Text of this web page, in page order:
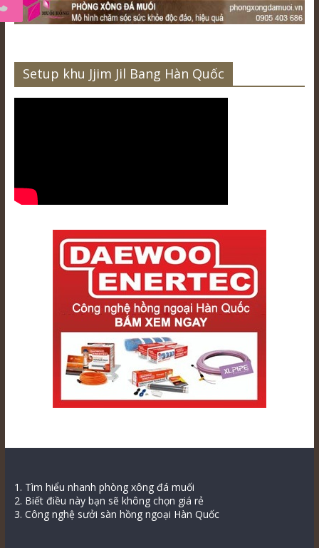
Setup khu Jjim Jil Bang Hàn Quốc
1. Tìm hiểu nhanh phòng xông đá muối
2. Biết điều này bạn sẽ không chọn giá rẻ
3. Công nghệ sưởi sàn hồng ngoại Hàn Quốc